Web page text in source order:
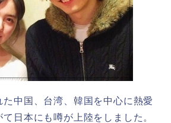
中国、台湾、韓国を中心に熱愛
日本にも噂が上陸をしました。